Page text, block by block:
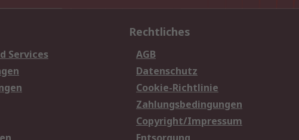
Services
Rechtliches
AGB
Datenschutz
Cookie-Richtlinie
Zahlungsbedingungen
Copyright/Impressum